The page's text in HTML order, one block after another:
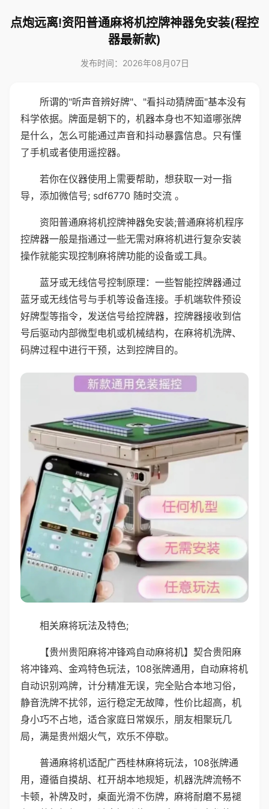
点炮远离!资阳普通麻将机控牌神器免安装(程控
器最新款)
发布时间：2026年08月07日
所谓的"听声音辨好牌"、"看抖动猜牌面"基本没有
科学依据。牌面是朝下的，机器本身也不知道哪张牌
是什么，怎么可能通过声音和抖动暴露信息。只有懂
了手机或者使用遥控器。
若你在仪器使用上需要帮助，想获取一对一指
导，添加微信号; sdf6770 随时交流 。
资阳普通麻将机控牌神器免安装;普通麻将机程序
控牌器一般是指通过一些无需对麻将机进行复杂安装
操作就能实现控制麻将牌功能的设备或工具。
蓝牙或无线信号控制原理：一些智能控牌器通过
蓝牙或无线信号与手机等设备连接。手机端软件预设
好牌型等指令，发送信号给控牌器，控牌器接收到信
号后驱动内部微型电机或机械结构，在麻将机洗牌、
码牌过程中进行干预，达到控牌目的。
相关麻将玩法及特色;
【贵州贵阳麻将冲锋鸡自动麻将机】契合贵阳麻
将冲锋鸡、金鸡特色玩法，108张牌通用，自动麻将机
自动识别鸡牌，计分精准无误，完全贴合本地习俗，
静音洗牌不扰邻，运行稳定无故障，性价比超高，机
身小巧不占地，适合家庭日常娱乐，朋友相聚玩几
局，满是贵州烟火气，欢乐不停歇。
普通麻将机适配广西桂林麻将玩法，108张牌通
用，遵循自摸胡、杠开胡本地规矩，机器洗牌流畅不
卡顿，补牌及时，桌面光滑不伤牌，麻将耐磨不易褪